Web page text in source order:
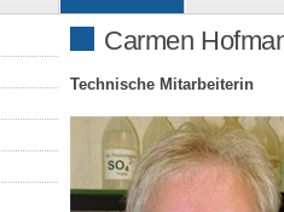
Carmen
Technische Mitarbeiterin